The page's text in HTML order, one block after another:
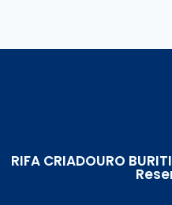
RIFA CRIADOURO